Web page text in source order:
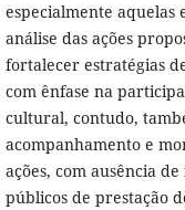
especialmente
análise das ações
fortalecer estratégias
com ênfase na
cultural, contudo,
acompanhamento e
ações, com ausência
públicos de prestação